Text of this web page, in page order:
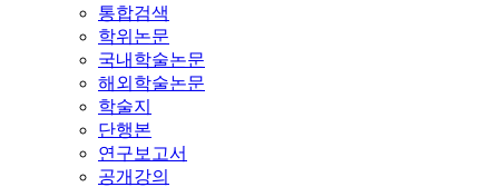
통합검색
학위논문
국내학술논문
해외학술논문
학술지
단행본
연구보고서
공개강의